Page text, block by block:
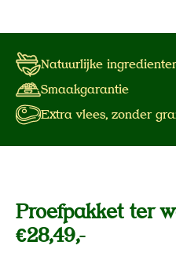
Natuurlijke
Smaakgarantie
Extra vlees, zonder
Proefpakket ter
€28,49,-